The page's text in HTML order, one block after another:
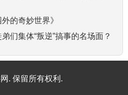
的奇妙世界》
们集体“叛逆”搞事的名场面？
. 保留所有权利.